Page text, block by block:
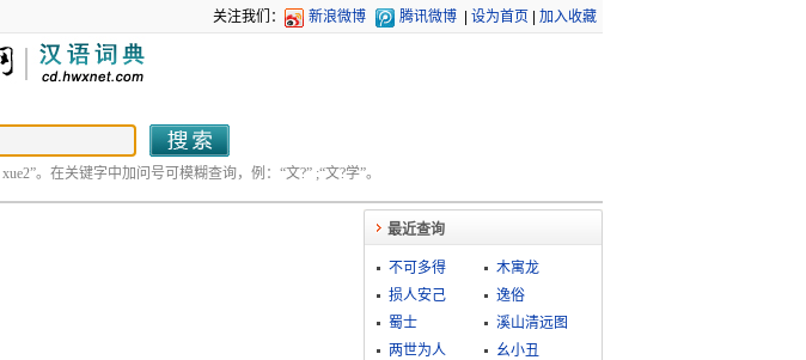
关注我们： 新浪微博 腾讯微博 设为首页 加入收藏
。在关键字中加问号可模糊查询，例：“文?” ;“文?学”。
最近查询
不可多得
木寓龙
损人安己
逸俗
蜀士
溪山清远图
两世为人
幺小丑